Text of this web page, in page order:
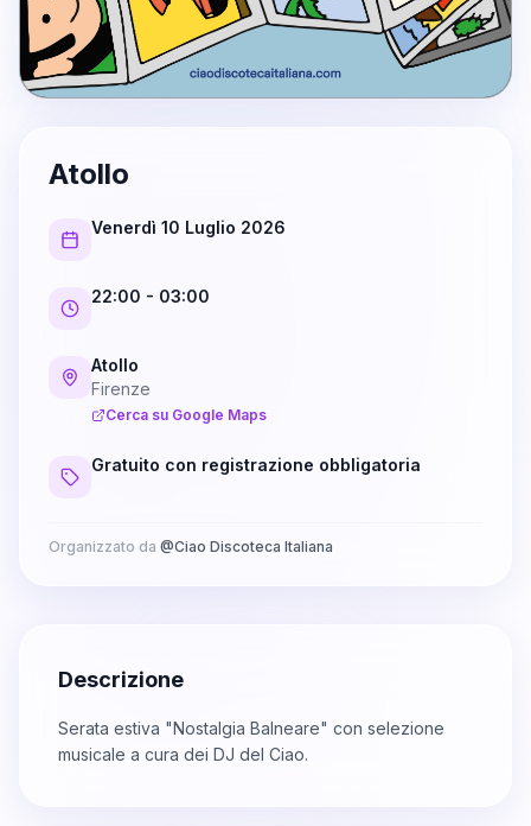
Atollo
Venerdì 10 Luglio 2026
22:00 - 03:00
Atollo
Firenze
Cerca su Google Maps
Gratuito con registrazione obbligatoria
Organizzato da @Ciao Discoteca Italiana
Descrizione
Serata estiva "Nostalgia Balneare" con selezione
musicale a cura dei DJ del Ciao.